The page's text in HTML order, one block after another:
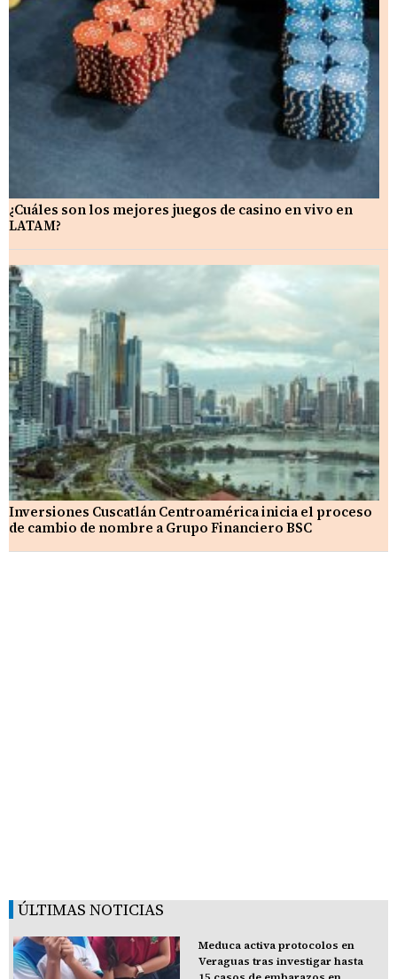
¿Cuáles son los mejores juegos de casino en vivo en
LATAM?
Inversiones Cuscatlán Centroamérica inicia el proceso
de cambio de nombre a Grupo Financiero BSC
ÚLTIMAS NOTICIAS
Meduca activa protocolos en
Veraguas tras investigar hasta